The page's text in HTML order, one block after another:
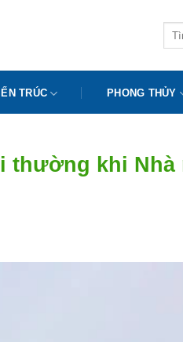
TRÚC PHONG THỦY
thường khi Nhà